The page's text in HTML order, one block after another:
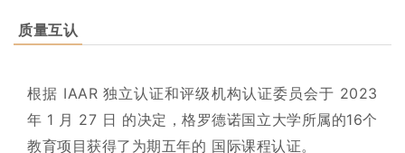
质量互认
根据 IAAR 独立认证和评级机构认证委员会于 2023
年 1 月 27 日 的决定，格罗德诺国立大学所属的16个
教育项目获得了为期五年的 国际课程认证。